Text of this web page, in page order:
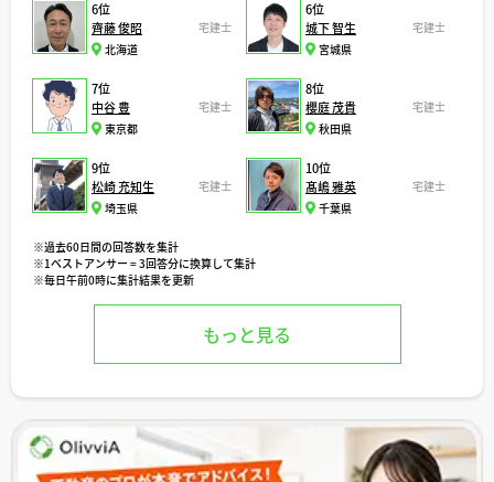
6位
齊藤 俊昭
宅建士
北海道
6位
城下 智生
宅建士
宮城県
7位
中谷 豊
宅建士
東京都
8位
櫻庭 茂貴
宅建士
秋田県
9位
松崎 充知生
宅建士
埼玉県
10位
髙嶋 雅英
宅建士
千葉県
※過去60日間の回答数を集計
※1ベストアンサー = 3回答分に換算して集計
※毎日午前0時に集計結果を更新
もっと見る